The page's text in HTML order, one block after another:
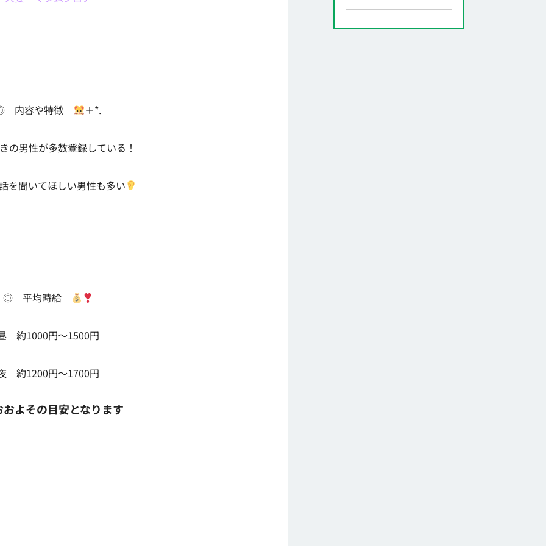
内容や特徴 ＋*.
の男性が多数登録している！
を聞いてほしい男性も多い
◎ 平均時給
約1000円～1500円
約1200円～1700円
よその目安となります